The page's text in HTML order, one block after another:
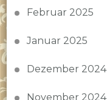
Februar 2025
Januar 2025
Dezember 2024
November 2024